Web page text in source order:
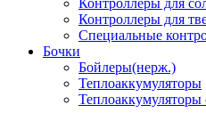
Контроллеры для
Контроллеры для
Специальные
Бочки
Бойлеры(нерж.)
Теплоаккумуляторы